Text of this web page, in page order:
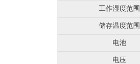
工作湿度范围
储存温度范围
电池
电压